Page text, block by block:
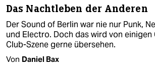
Das Nachtleben der Anderen
Der Sound of Berlin war nie nur Punk,
und Electro. Doch das wird von
Club-Szene gerne übersehen.
Von Daniel Bax